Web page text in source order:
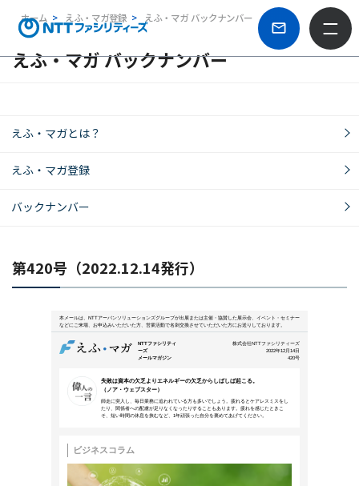
ホーム えふ・マガ登録 えふ・マガ バックナンバー
えふ・マガ バックナンバー
えふ・マガとは？
えふ・マガ登録
バックナンバー
第420号（2022.12.14発行）